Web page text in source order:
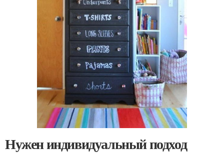
Нужен индивидуальный подход